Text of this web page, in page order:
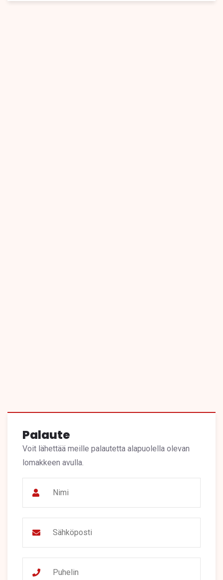
Palaute
Voit lähettää meille palautetta alapuolella olevan
lomakkeen avulla.